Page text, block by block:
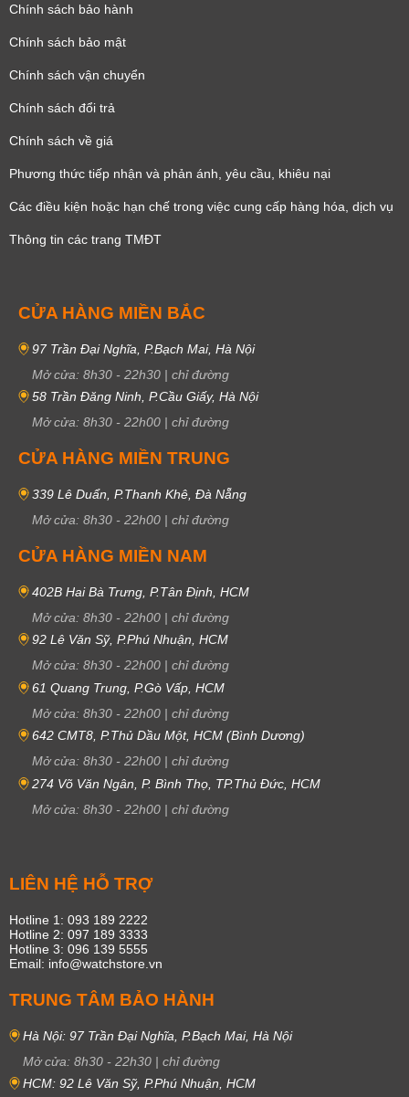
Chính sách bảo hành
Chính sách bảo mật
Chính sách vận chuyển
Chính sách đổi trả
Chính sách về giá
Phương thức tiếp nhận và phản ánh, yêu cầu, khiêu nại
Các điều kiện hoặc hạn chế trong việc cung cấp hàng hóa, dịch vụ
Thông tin các trang TMĐT
CỬA HÀNG MIỀN BẮC
97 Trần Đại Nghĩa, P.Bạch Mai, Hà Nội
Mở cửa: 8h30 - 22h30 | chỉ đường
58 Trần Đăng Ninh, P.Cầu Giấy, Hà Nội
Mở cửa: 8h30 - 22h00 | chỉ đường
CỬA HÀNG MIỀN TRUNG
339 Lê Duẩn, P.Thanh Khê, Đà Nẵng
Mở cửa: 8h30 - 22h00 | chỉ đường
CỬA HÀNG MIỀN NAM
402B Hai Bà Trưng, P.Tân Định, HCM
Mở cửa: 8h30 - 22h00 | chỉ đường
92 Lê Văn Sỹ, P.Phú Nhuận, HCM
Mở cửa: 8h30 - 22h00 | chỉ đường
61 Quang Trung, P.Gò Vấp, HCM
Mở cửa: 8h30 - 22h00 | chỉ đường
642 CMT8, P.Thủ Dầu Một, HCM (Bình Dương)
Mở cửa: 8h30 - 22h00 | chỉ đường
274 Võ Văn Ngân, P. Bình Thọ, TP.Thủ Đức, HCM
Mở cửa: 8h30 - 22h00 | chỉ đường
LIÊN HỆ HỖ TRỢ
Hotline 1: 093 189 2222
Hotline 2: 097 189 3333
Hotline 3: 096 139 5555
Email: info@watchstore.vn
TRUNG TÂM BẢO HÀNH
Hà Nội: 97 Trần Đại Nghĩa, P.Bạch Mai, Hà Nội
Mở cửa: 8h30 - 22h30 | chỉ đường
HCM: 92 Lê Văn Sỹ, P.Phú Nhuận, HCM